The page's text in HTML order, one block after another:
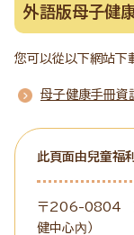
外語版母子健
您可以從以下網站下
母子健康手冊資
此頁面由兒童福
〒206-0804 東
健中心內）